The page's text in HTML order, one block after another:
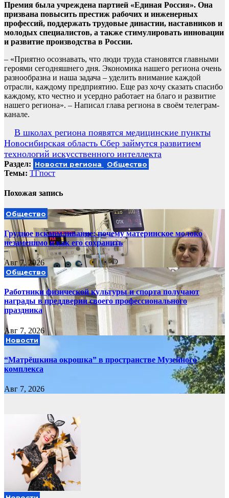
Премия была учреждена партией «Единая Россия». Она
призвана повысить престиж рабочих и инженерных
профессий, поддержать трудовые династии, наставников и
молодых специалистов, а также стимулировать инновации
и развитие производства в России.
– «Приятно осознавать, что люди труда становятся главными
героями сегодняшнего дня. Экономика нашего региона очень
разнообразна и наша задача – уделить внимание каждой
отрасли, каждому предприятию. Еще раз хочу сказать спасибо
каждому, кто честно и усердно работает на благо и развитие
нашего региона». – Написал глава региона в своём телеграм-
канале.
Навигация
по
записям
В школах региона появятся медицинские пункты
Новосибирская область Сбер займутся развитием
технологий искусственного интеллекта
Раздел: Новости региона Общество
Темы: ТГпост
Похожая запись
Общество
Грудное вскармливание: почему материнское молоко
незаменимо и как его сохранить
Авг 7, 2026
Общество
Работники физической культуры и спорта получают
награды в преддверии своего профессионального
праздника
Авг 7, 2026
Новости
“Матрёшкина окрошка” в пространстве Музейного
комплекса
Авг 7, 2026